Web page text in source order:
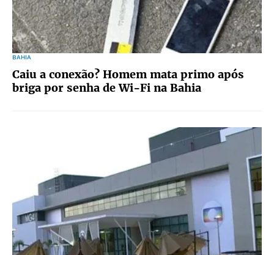
BAHIA
Caiu a conexão? Homem mata primo após
briga por senha de Wi-Fi na Bahia